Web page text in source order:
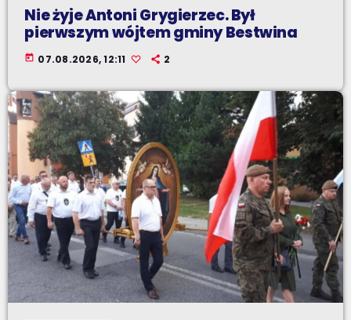
Nie żyje Antoni Grygierzec. Był
pierwszym wójtem gminy Bestwina
today 07.08.2026, 12:11 2